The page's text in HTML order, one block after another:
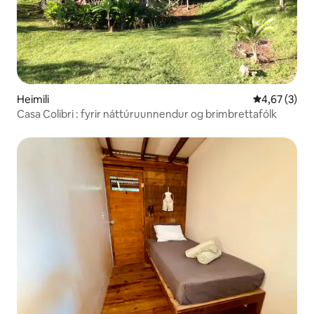
Heimili 4,67 af 5 í
4,67 (3)
Casa Colibri : fyrir náttúruunnendur og brimbrettafólk